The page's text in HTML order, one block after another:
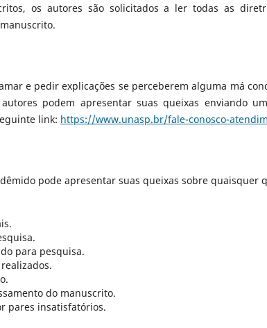
os autores são solicitados a ler todas as
e pedir explicações se perceberem alguma má
podem apresentar suas queixas enviando
link: https://www.unasp.br/fale-conosco-
pode apresentar suas queixas sobre quaisquer
para pesquisa.
do manuscrito.
pares insatisfatórios.